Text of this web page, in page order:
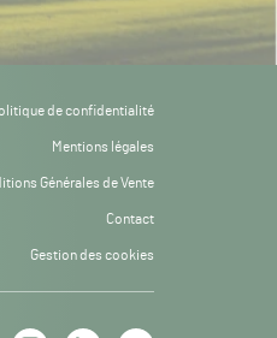
de confidentialité
Mentions légales
Générales de Vente
Contact
Gestion des cookies